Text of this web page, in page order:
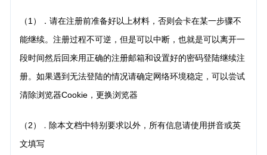
（1）．请在注册前准备好以上材料，否则会卡在某一步骤不
能继续。注册过程不可逆，但是可以中断， 也就是可以离开一
段时间然后回来用正确的注册邮箱和设置好的密码登陆继续注
册。如果遇到无法登陆的情况请确定网络环境稳定，可以尝试
清除浏览器Cookie，更换浏览器
（2） ． 除本文档中特别要求以外，所有信息请使用拼音或英
文填写